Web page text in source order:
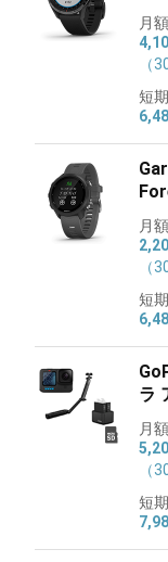
月
（
短
月
（
短
ラ
月
（
短